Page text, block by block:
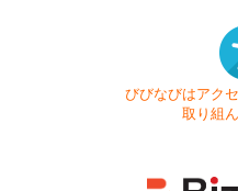
びびなびはアク
取り組